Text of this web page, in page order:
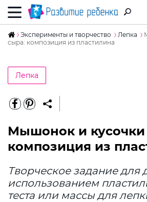
Эксперименты и творчество Лепка
сыра: композиция из пластилина
Лепка
Мышонок и
композиция из
Творческое задание для
использованием
теста или массы для